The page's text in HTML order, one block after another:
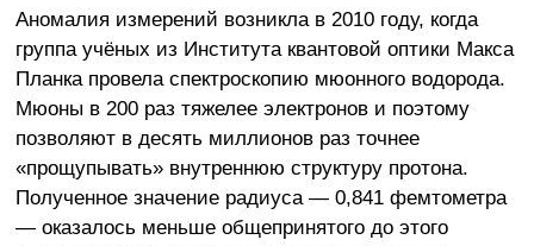
Аномалия измерений возникла в 2010 году, когда
группа учёных из Института квантовой оптики Макса
Планка провела спектроскопию мюонного водорода.
Мюоны в 200 раз тяжелее электронов и поэтому
позволяют в десять миллионов раз точнее
«прощупывать» внутреннюю структуру протона.
Полученное значение радиуса — 0,841 фемтометра
— оказалось меньше общепринятого до этого